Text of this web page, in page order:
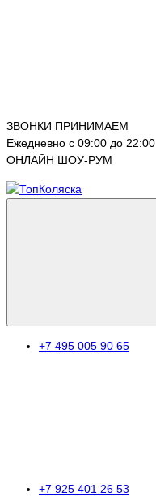
ЗВОНКИ ПРИНИМАЕМ
Ежедневно с 09:00 до 22:00
ОНЛАЙН ШОУ-РУМ
+7 495 005 90 65
+7 925 401 26 53